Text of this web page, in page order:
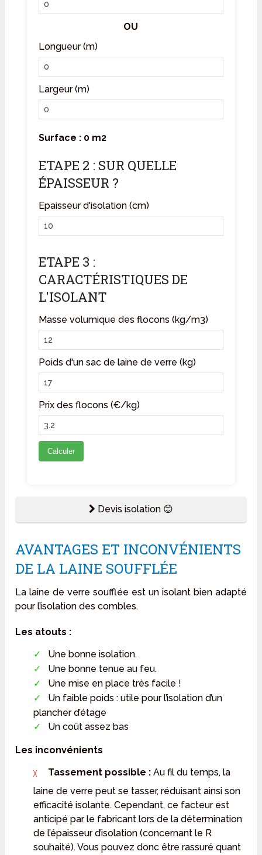
OU
Longueur (m)
Largeur (m)
Surface : 0 m2
ETAPE 2 : SUR QUELLE
ÉPAISSEUR ?
Epaisseur d'isolation (cm)
ETAPE 3 :
CARACTÉRISTIQUES DE
L'ISOLANT
Masse volumique des flocons (kg/m3)
Poids d'un sac de laine de verre (kg)
Prix des flocons (€/kg)
Calculer
Devis isolation 😊
AVANTAGES ET INCONVÉNIENTS
DE LA LAINE SOUFFLÉE
La laine de verre soufflée est un isolant bien adapté
pour l’isolation des combles.
Les atouts :
Une bonne isolation.
Une bonne tenue au feu.
Une mise en place très facile !
Un faible poids : utile pour l’isolation d’un
plancher d’étage
Un coût assez bas
Les inconvénients
Tassement possible :Au fil du temps, la
laine de verre peut se tasser, réduisant ainsi son
efficacité isolante. Cependant, ce facteur est
anticipé par le fabricant lors de la détermination
de l’épaisseur d’isolation (concernant le R
souhaité). Vous pouvez donc être rassuré quant